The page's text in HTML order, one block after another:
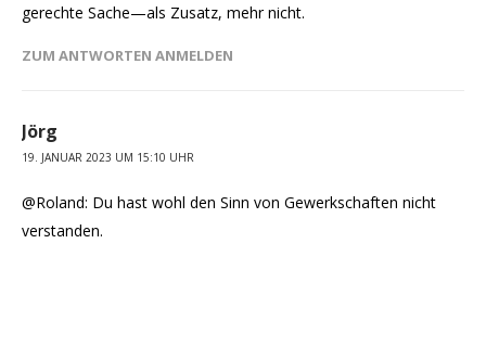
gerechte Sache—als Zusatz, mehr nicht.
ZUM ANTWORTEN ANMELDEN
Jörg
19. JANUAR 2023 UM 15:10 UHR
@Roland: Du hast wohl den Sinn von Gewerkschaften nicht
verstanden.